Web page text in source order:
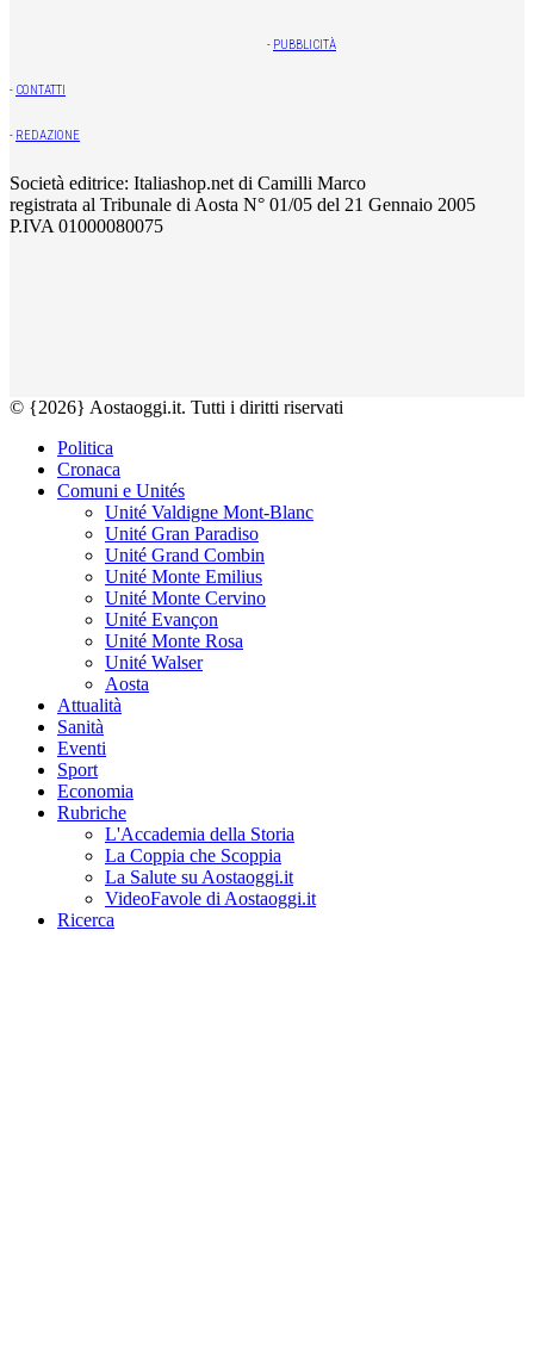
- PUBBLICITÀ
- CONTATTI
- REDAZIONE
Società editrice: Italiashop.net di Camilli Marco
registrata al Tribunale di Aosta N° 01/05 del 21 Gennaio 2005
P.IVA 01000080075
© {2026} Aostaoggi.it. Tutti i diritti riservati
Politica
Cronaca
Comuni e Unités
Unité Valdigne Mont-Blanc
Unité Gran Paradiso
Unité Grand Combin
Unité Monte Emilius
Unité Monte Cervino
Unité Evançon
Unité Monte Rosa
Unité Walser
Aosta
Attualità
Sanità
Eventi
Sport
Economia
Rubriche
L'Accademia della Storia
La Coppia che Scoppia
La Salute su Aostaoggi.it
VideoFavole di Aostaoggi.it
Ricerca